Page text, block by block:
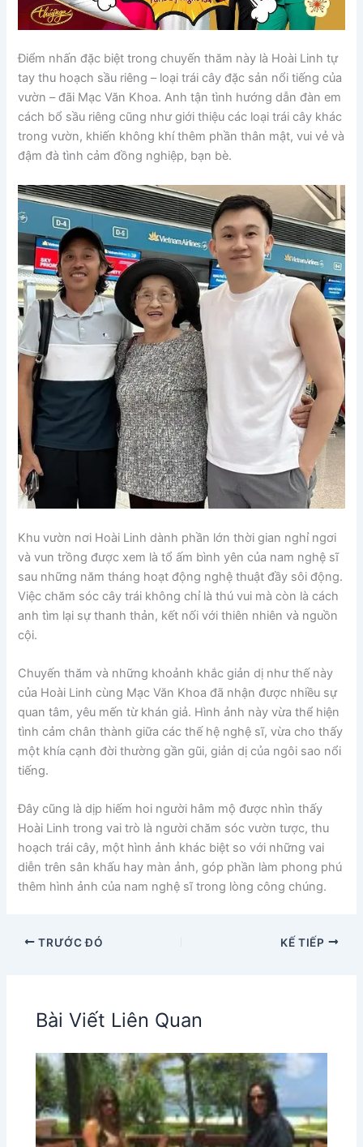
Điểm nhấn đặc biệt trong chuyến thăm này là Hoài Linh tự
tay thu hoạch sầu riêng – loại trái cây đặc sản nổi tiếng của
vườn – đãi Mạc Văn Khoa. Anh tận tình hướng dẫn đàn em
cách bổ sầu riêng cũng như giới thiệu các loại trái cây khác
trong vườn, khiến không khí thêm phần thân mật, vui vẻ và
đậm đà tình cảm đồng nghiệp, bạn bè.
Khu vườn nơi Hoài Linh dành phần lớn thời gian nghỉ ngơi
và vun trồng được xem là tổ ấm bình yên của nam nghệ sĩ
sau những năm tháng hoạt động nghệ thuật đầy sôi động.
Việc chăm sóc cây trái không chỉ là thú vui mà còn là cách
anh tìm lại sự thanh thản, kết nối với thiên nhiên và nguồn
cội.
Chuyến thăm và những khoảnh khắc giản dị như thế này
của Hoài Linh cùng Mạc Văn Khoa đã nhận được nhiều sự
quan tâm, yêu mến từ khán giả. Hình ảnh này vừa thể hiện
tình cảm chân thành giữa các thế hệ nghệ sĩ, vừa cho thấy
một khía cạnh đời thường gần gũi, giản dị của ngôi sao nổi
tiếng.
Đây cũng là dịp hiếm hoi người hâm mộ được nhìn thấy
Hoài Linh trong vai trò là người chăm sóc vườn tược, thu
hoạch trái cây, một hình ảnh khác biệt so với những vai
diễn trên sân khấu hay màn ảnh, góp phần làm phong phú
thêm hình ảnh của nam nghệ sĩ trong lòng công chúng.
TRƯỚC ĐÓ KẾ TIẾP
Bài Viết Liên Quan